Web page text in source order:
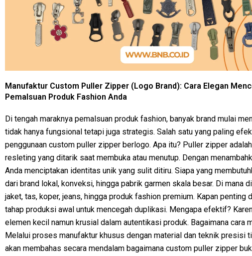
Manufaktur Custom Puller Zipper (Logo Brand): Cara Elegan
Pemalsuan Produk Fashion Anda
Di tengah maraknya pemalsuan produk fashion, banyak brand mulai
tidak hanya fungsional tetapi juga strategis. Salah satu yang paling
penggunaan custom puller zipper berlogo. Apa itu? Puller zipper
resleting yang ditarik saat membuka atau menutup. Dengan
Anda menciptakan identitas unik yang sulit ditiru. Siapa yang
dari brand lokal, konveksi, hingga pabrik garmen skala besar. Di mana
jaket, tas, koper, jeans, hingga produk fashion premium. Kapan penting
tahap produksi awal untuk mencegah duplikasi. Mengapa efektif?
elemen kecil namun krusial dalam autentikasi produk. Bagaimana cara
Melalui proses manufaktur khusus dengan material dan teknik presisi
akan membahas secara mendalam bagaimana custom puller zipper